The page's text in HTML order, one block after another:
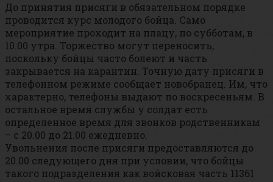
До принятия присяги в обязательном порядке
проводится курс молодого бойца. Само
мероприятие проходит на плацу, по субботам, в
10.00 утра. Торжество могут переносить,
поскольку бойцы часто болеют и часть
закрывается на карантин. Точную дату присяги в
телефонном режиме сообщает новобранец. Им, что
характерно, телефоны выдают по воскресеньям. В
остальное время службы у солдат есть
определенное время для звонков родственникам
– с 20.00 до 21.00 ежедневно.
Увольнения после присяги предоставляются до
20.00 следующего дня при условии, что бойцы
такого подразделения как войсковая часть 11361